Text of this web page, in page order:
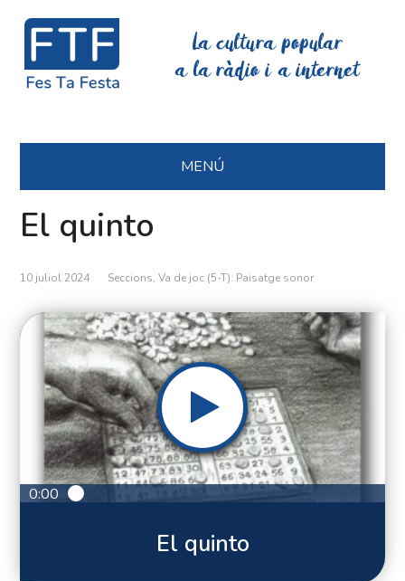
La cultura popular
a la ràdio i a internet
MENÚ
El quinto
10 juliol 2024 Seccions,Va de joc (5-T): Paisatge sonor
0:00
El quinto